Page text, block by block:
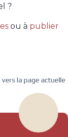
?
ou à publier
vers la page actuelle